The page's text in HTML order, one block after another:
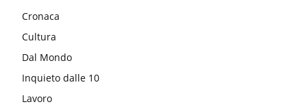
Cronaca
Cultura
Dal Mondo
Inquieto dalle 10
Lavoro